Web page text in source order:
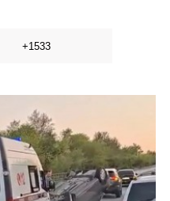
+1533